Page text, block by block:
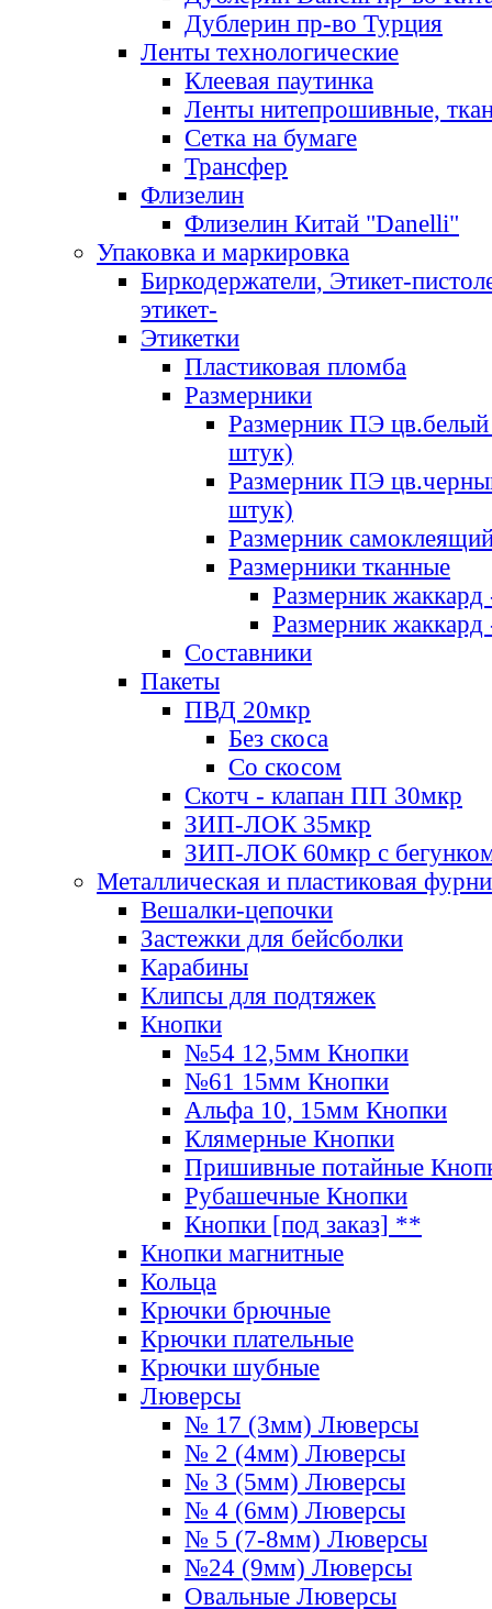
Дублерин пр-во Турция
Ленты технологические
Клеевая паутинка
Ленты нитепрошивные,
Сетка на бумаге
Трансфер
Флизелин
Флизелин Китай "Danelli"
Упаковка и маркировка
Биркодержатели, Этикет-
этикет-
Этикетки
Пластиковая пломба
Размерники
Размерник ПЭ цв.белый
штук)
Размерник ПЭ
штук)
Размерник
Размерники тканные
Размерник
Размерник
Составники
Пакеты
ПВД 20мкр
Без скоса
Со скосом
Скотч - клапан ПП 30мкр
ЗИП-ЛОК 35мкр
ЗИП-ЛОК 60мкр с
Металлическая и пластиковая
Вешалки-цепочки
Застежки для бейсболки
Карабины
Клипсы для подтяжек
Кнопки
№54 12,5мм Кнопки
№61 15мм Кнопки
Альфа 10, 15мм Кнопки
Клямерные Кнопки
Пришивные потайные
Рубашечные Кнопки
Кнопки [под заказ] **
Кнопки магнитные
Кольца
Крючки брючные
Крючки плательные
Крючки шубные
Люверсы
№ 17 (3мм) Люверсы
№ 2 (4мм) Люверсы
№ 3 (5мм) Люверсы
№ 4 (6мм) Люверсы
№ 5 (7-8мм) Люверсы
№24 (9мм) Люверсы
Овальные Люверсы